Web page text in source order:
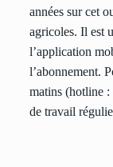
années sur cet
agricoles. Il est
l’application
l’abonnement.
matins (hotline :
de travail